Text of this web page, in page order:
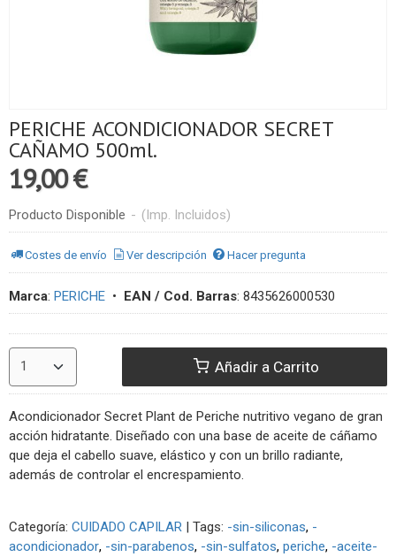
PERICHE ACONDICIONADOR SECRET
CAÑAMO 500ml.
19,00 €
Producto Disponible - (Imp. Incluidos)
Costes de envío Ver descripción Hacer pregunta
Marca: PERICHE • EAN / Cod. Barras: 8435626000530
Añadir a Carrito
Acondicionador Secret Plant de Periche nutritivo vegano de gran
acción hidratante. Diseñado con una base de aceite de cáñamo
que deja el cabello suave, elástico y con un brillo radiante,
además de controlar el encrespamiento.
Categoría: CUIDADO CAPILAR | Tags: -sin-siliconas -
acondicionador -sin-parabenos -sin-sulfatos periche -aceite-